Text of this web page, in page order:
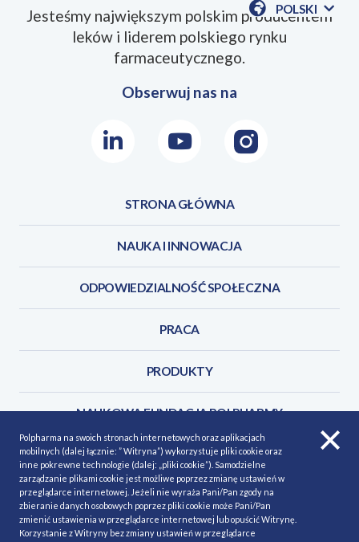
POLSKI
POKAŻ
Jesteśmy największym polskim producentem
leków i liderem polskiego rynku
farmaceutycznego.
Obserwuj nas na
LinkedInYoutubeInstagram
STRONA GŁÓWNA
NAUKA I INNOWACJA
ODPOWIEDZIALNOŚĆ SPOŁECZNA
PRACA
PRODUKTY
NAUKOWA FUNDACJA POLPHARMY
KONTAKT
Polpharma na swoich stronach internetowych oraz aplikacjach
mobilnych (dalej łącznie: ” Witryna”) wykorzystuje pliki cookie oraz
inne pokrewne technologie (dalej: „pliki cookie”). Samodzielne
zarządzanie plikami cookie jest możliwe poprzez zmianę ustawień w
przeglądarce internetowej. Jeżeli nie wyraża Pani/Pan zgody na
zbieranie danych osobowych poprzez pliki cookie może Pani/Pan
zmienić ustawienia w przeglądarce internetowej lub opuścić Witrynę.
Korzystanie z Witryny bez zmiany ustawień w przeglądarce